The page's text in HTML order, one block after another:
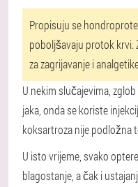
Propisuju se
poboljšavaju protok krvi.
za zagrijavanje i
U nekim slučajevima,
jaka, onda se koriste
koksartroza nije podložna
U isto vrijeme, svako
blagostanje, a čak i